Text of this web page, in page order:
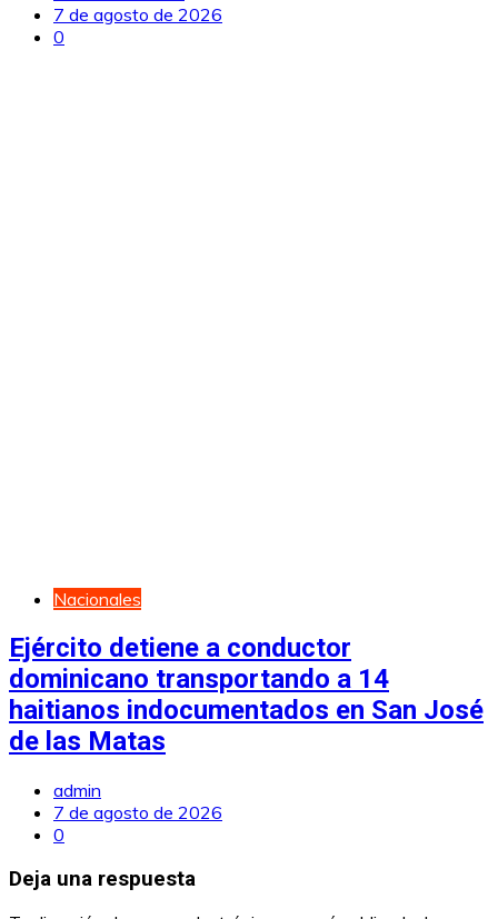
7 de agosto de 2026
0
Nacionales
Ejército detiene a conductor
dominicano transportando a 14
haitianos indocumentados en San José
de las Matas
admin
7 de agosto de 2026
0
Deja una respuesta